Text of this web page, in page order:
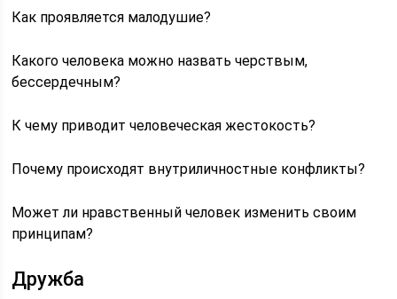
Как проявляется малодушие?
Какого человека можно назвать черствым,
бессердечным?
К чему приводит человеческая жестокость?
Почему происходят внутриличностные конфликты?
Может ли нравственный человек изменить своим
принципам?
Дружба